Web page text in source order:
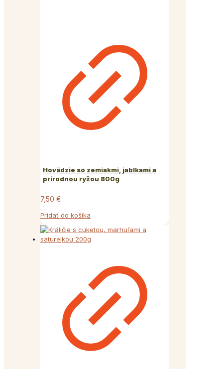
Hovädzie so zemiakmi, jablkami a
prírodnou ryžou 800g
7,50 €
Pridať do košíka